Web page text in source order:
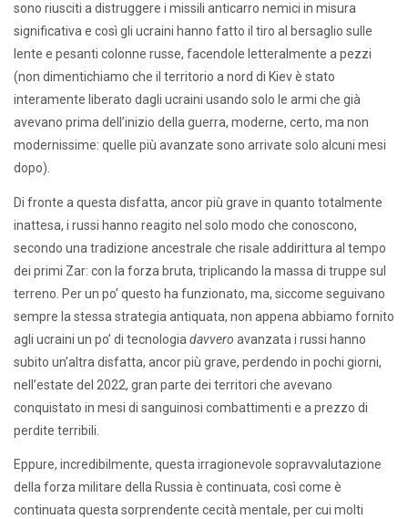
sono riusciti a distruggere i missili anticarro nemici in misura
significativa e così gli ucraini hanno fatto il tiro al bersaglio sulle
lente e pesanti colonne russe, facendole letteralmente a pezzi
(non dimentichiamo che il territorio a nord di Kiev è stato
interamente liberato dagli ucraini usando solo le armi che già
avevano prima dell’inizio della guerra, moderne, certo, ma non
modernissime: quelle più avanzate sono arrivate solo alcuni mesi
dopo).
Di fronte a questa disfatta, ancor più grave in quanto totalmente
inattesa, i russi hanno reagito nel solo modo che conoscono,
secondo una tradizione ancestrale che risale addirittura al tempo
dei primi Zar: con la forza bruta, triplicando la massa di truppe sul
terreno. Per un po’ questo ha funzionato, ma, siccome seguivano
sempre la stessa strategia antiquata, non appena abbiamo fornito
agli ucraini un po’ di tecnologia davvero avanzata i russi hanno
subito un’altra disfatta, ancor più grave, perdendo in pochi giorni,
nell’estate del 2022, gran parte dei territori che avevano
conquistato in mesi di sanguinosi combattimenti e a prezzo di
perdite terribili.
Eppure, incredibilmente, questa irragionevole sopravvalutazione
della forza militare della Russia è continuata, così come è
continuata questa sorprendente cecità mentale, per cui molti